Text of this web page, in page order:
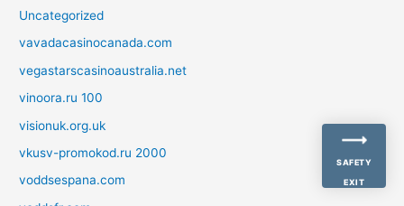
Uncategorized
vavadacasinocanada.com
vegastarscasinoaustralia.net
vinoora.ru 100
visionuk.org.uk
vkusv-promokod.ru 2000
voddsespana.com
SAFETY
EXIT